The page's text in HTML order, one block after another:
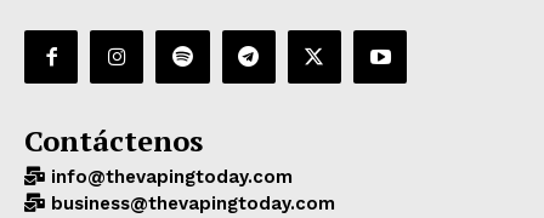
Contáctenos
info@thevapingtoday.com
business@thevapingtoday.com